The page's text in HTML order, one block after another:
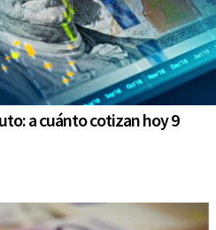
a cuánto cotizan hoy 9